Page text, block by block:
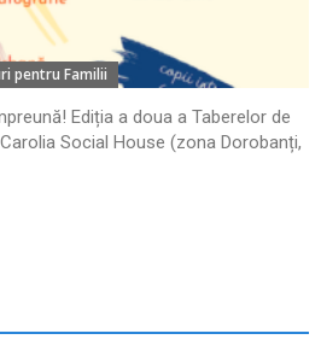
pentru Familii
Ediția a doua a Taberelor de
Social House (zona Dorobanți,